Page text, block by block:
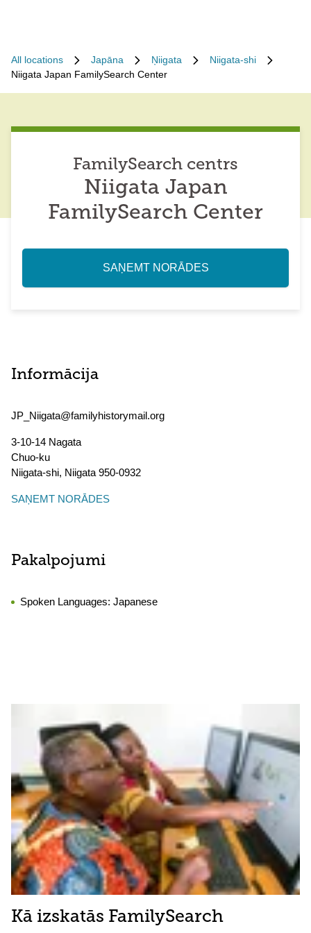
All locations Japāna Ņiigata
Niigata-shi
Niigata Japan FamilySearch Center
FamilySearch centrs
Niigata Japan
FamilySearch Center
SAŅEMT NORĀDES
Informācija
JP_Niigata@familyhistorymail.org
3-10-14 Nagata
Chuo-ku
Niigata-shi, Niigata 950-0932
SAŅEMT NORĀDES
Pakalpojumi
Spoken Languages: Japanese
Kā izskatās FamilySearch